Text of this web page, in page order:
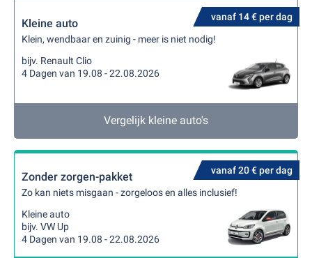
vanaf 14 € per dag
Kleine auto
Klein, wendbaar en zuinig - meer is niet nodig!
bijv. Renault Clio
4 Dagen van 19.08 - 22.08.2026
Vergelijk kleine auto's
vanaf 20 € per dag
Zonder zorgen-pakket
Zo kan niets misgaan - zorgeloos en alles inclusief!
Kleine auto
bijv. VW Up
4 Dagen van 19.08 - 22.08.2026